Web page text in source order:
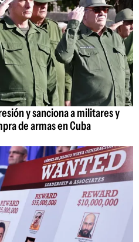
y sanciona a militares y
de armas en Cuba